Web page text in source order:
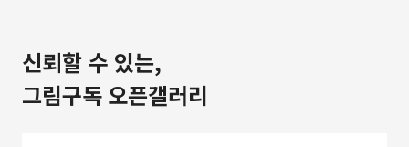
신뢰할 수 있는,
그림구독 오픈갤러리